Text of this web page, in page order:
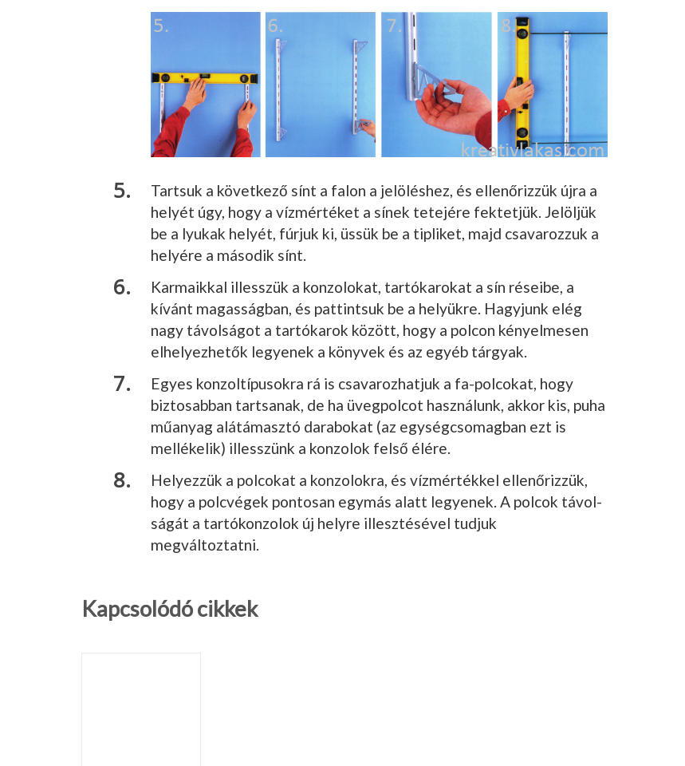
Tartsuk a követ­kező sínt a falon a jelöléshez, és el­lenőrizzük újra a
he­lyét úgy, hogy a víz­mértéket a sínek te­tejére fektetjük. Jelöl­jük
be a lyukak he­lyét, fúrjuk ki, üssük be a tipliket, majd csavarozzuk a
he­lyére a második sínt.
Karmaikkal illesszük a konzolo­kat, tartókarokat a sín réseibe, a
kívánt ma­gasságban, és pat­tintsuk be a helyükre. Hagyjunk elég
nagy távolságot a tartóka­rok között, hogy a polcon kényelmesen
elhelyezhetők legye­nek a könyvek és az egyéb tárgyak.
Egyes konzoltí­pusokra rá is csavarozhatjuk a fa-polcokat, hogy
bizto­sabban tartsanak, de ha üvegpolcot hasz­nálunk, akkor kis, pu­ha
műanyag alátá­masztó darabokat (az egységcsomag­ban ezt is
mellékelik) illesszünk a konzolok felső élére.
Helyezzük a pol­cokat a konzolokra, és vízmértékkel ellenőrizzük,
hogy a polcvégek pontosan egymás alatt legye­nek. A polcok távol­
ságát a tartókonzolok új helyre illesztésével tudjuk
megváltoztatni.
Kapcsolódó cikkek